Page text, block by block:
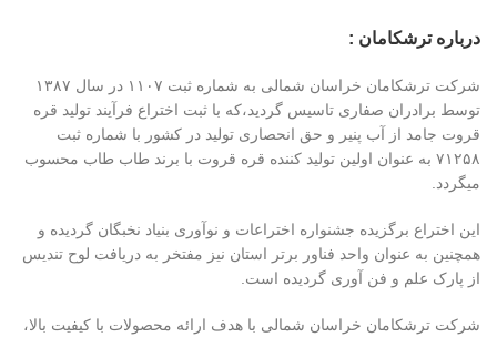
درباره ترشکامان :
شرکت ترشکامان خراسان شمالی به شماره ثبت ۱۱۰۷ در سال ۱۳۸۷
توسط برادران صفاری تاسیس گردید،که با ثبت اختراع فرآیند تولید قره
قروت جامد از آب پنیر و حق انحصاری تولید در کشور با شماره ثبت
۷۱۲۵۸ به عنوان اولین تولید کننده قره قروت با برند طاب طاب محسوب
میگردد.
این اختراع برگزیده جشنواره اختراعات و نوآوری بنیاد نخبگان گردیده و
همچنین به عنوان واحد فناور برتر استان نیز مفتخر به دریافت لوح تندیس
از پارک علم و فن آوری گردیده است.
شرکت ترشکامان خراسان شمالی با هدف ارائه محصولات با کیفیت بالا،